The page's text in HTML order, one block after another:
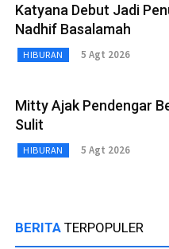
Katyana Debut Jadi
Nadhif Basalamah
HIBURAN 5 Agt 2026
Mitty Ajak Pendengar
Sulit
HIBURAN 5 Agt 2026
BERITA TERPOPULER